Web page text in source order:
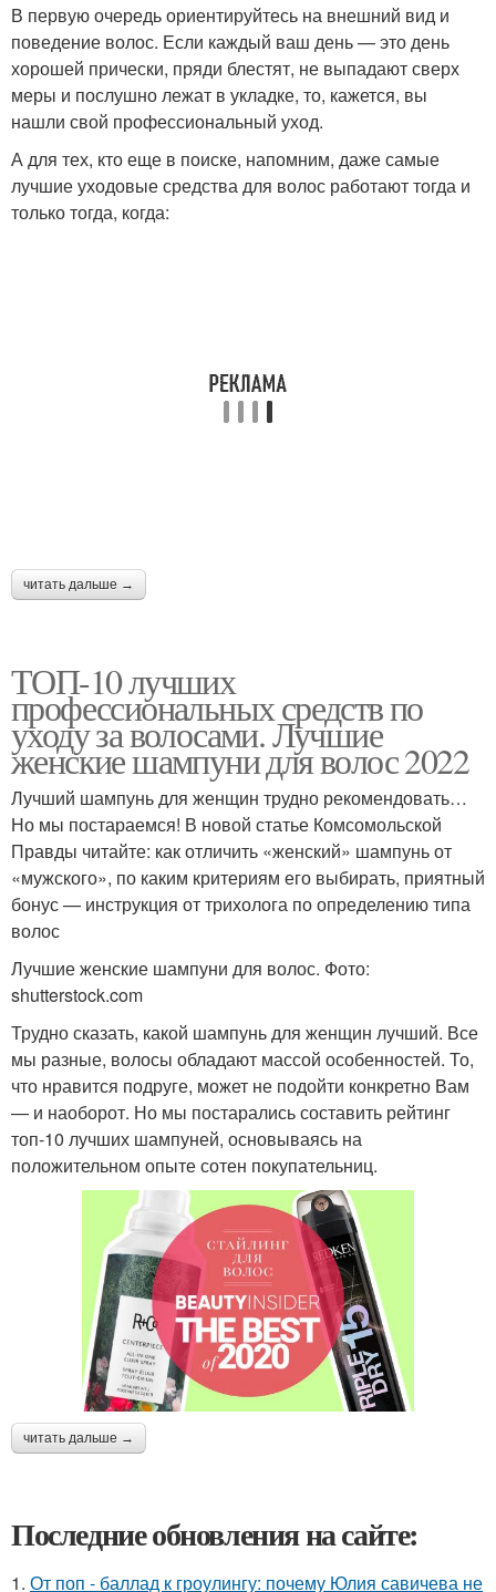
В первую очередь ориентируйтесь на внешний вид и
поведение волос. Если каждый ваш день — это день
хорошей прически, пряди блестят, не выпадают сверх
меры и послушно лежат в укладке, то, кажется, вы
нашли свой профессиональный уход.
А для тех, кто еще в поиске, напомним, даже самые
лучшие уходовые средства для волос работают тогда и
только тогда, когда:
читать дальше →
ТОП-10 лучших
профессиональных средств по
уходу за волосами. Лучшие
женские шампуни для волос 2022
Лучший шампунь для женщин трудно рекомендовать…
Но мы постараемся! В новой статье Комсомольской
Правды читайте: как отличить «женский» шампунь от
«мужского», по каким критериям его выбирать, приятный
бонус — инструкция от трихолога по определению типа
волос
Лучшие женские шампуни для волос. Фото:
shutterstock.com
Трудно сказать, какой шампунь для женщин лучший. Все
мы разные, волосы обладают массой особенностей. То,
что нравится подруге, может не подойти конкретно Вам
— и наоборот. Но мы постарались составить рейтинг
топ-10 лучших шампуней, основываясь на
положительном опыте сотен покупательниц.
читать дальше →
Последние обновления на сайте:
1. От поп - баллад к гроулингу: почему Юлия савичева не